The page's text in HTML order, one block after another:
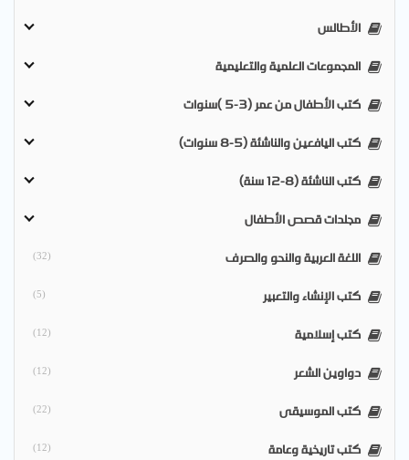
الأطالس
المجموعات العلمية والتعليمية
كتب الأطفال من عمر (3-5 )سنوات
كتب اليافعين والناشئة (5-8 سنوات)
كتب الناشئة (8-12 سنة)
مجلدات قصص الأطفال
اللغة العربية والنحو والصرف
(32)
كتب الإنشاء والتعبير (5)
كتب إسلامية (12)
دواوين الشعر (12)
كتب الموسيقى (22)
كتب تاريخية وعامة (12)